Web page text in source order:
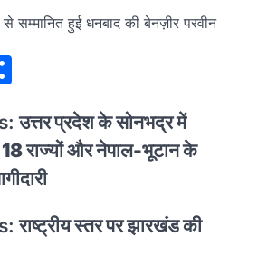
सम्मानित हुई धनबाद की बेनज़ीर परवीन
उत्तर प्रदेश के सोनभद्र में
राज्यों और नेपाल-भूटान के
राष्ट्रीय स्तर पर झारखंड की